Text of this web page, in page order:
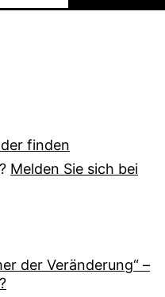
finden
Melden Sie sich bei
der Veränderung“ –